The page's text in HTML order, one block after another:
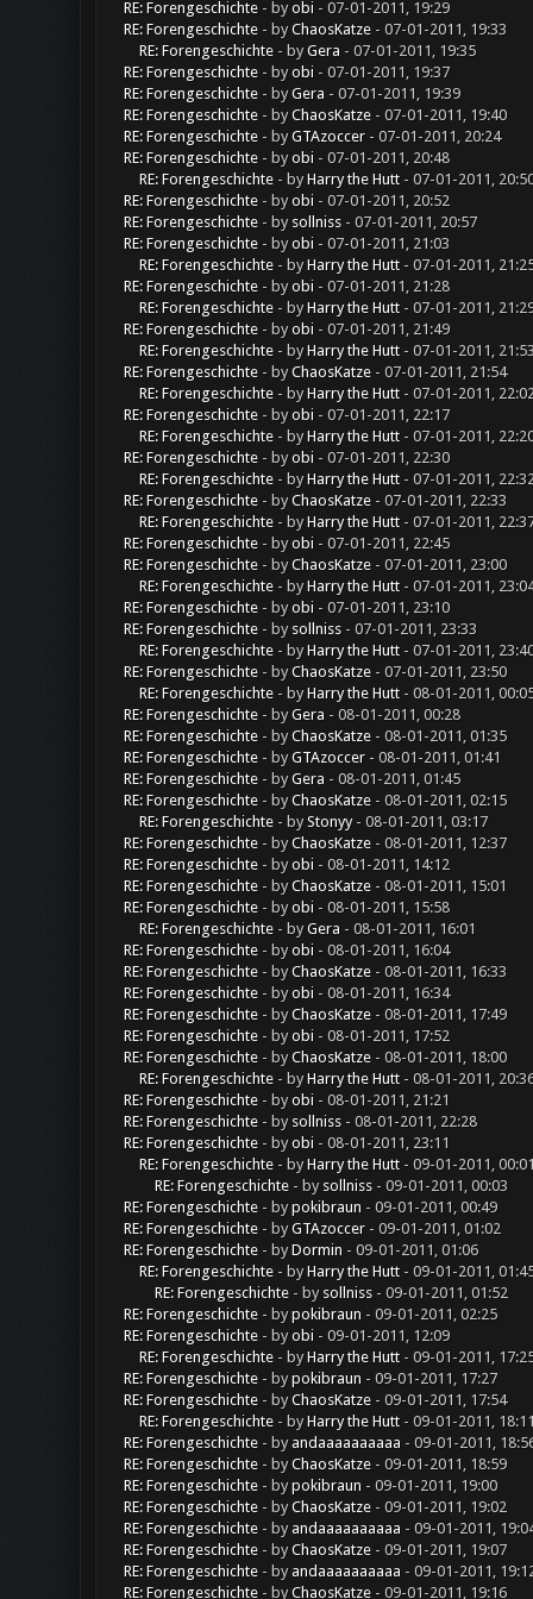
RE: Forengeschichte - byobi- 07-01-2011, 19:29
RE: Forengeschichte - byChaosKatze- 07-01-2011, 19:33
RE: Forengeschichte - byGera - 07-01-2011, 19:35
RE: Forengeschichte - byobi- 07-01-2011, 19:37
RE: Forengeschichte - byGera - 07-01-2011, 19:39
RE: Forengeschichte - byChaosKatze- 07-01-2011, 19:40
RE: Forengeschichte - byGTAzoccer- 07-01-2011, 20:24
RE: Forengeschichte - byobi- 07-01-2011, 20:48
RE: Forengeschichte - byHarry the Hutt- 07-01-2011,
RE: Forengeschichte - byobi- 07-01-2011, 20:52
RE: Forengeschichte - by sollniss- 07-01-2011, 20:57
RE: Forengeschichte - byobi- 07-01-2011, 21:03
RE: Forengeschichte - byHarry the Hutt- 07-01-2011,
RE: Forengeschichte - byobi- 07-01-2011, 21:28
RE: Forengeschichte - byHarry the Hutt- 07-01-2011,
RE: Forengeschichte - byobi- 07-01-2011, 21:49
RE: Forengeschichte - byHarry the Hutt- 07-01-2011, 21:53
RE: Forengeschichte - byChaosKatze- 07-01-2011, 21:54
RE: Forengeschichte - byHarry the Hutt- 07-01-2011,
RE: Forengeschichte - byobi- 07-01-2011, 22:17
RE: Forengeschichte - byHarry the Hutt- 07-01-2011,
RE: Forengeschichte - byobi- 07-01-2011, 22:30
RE: Forengeschichte - byHarry the Hutt- 07-01-2011,
RE: Forengeschichte - byChaosKatze- 07-01-2011, 22:33
RE: Forengeschichte - byHarry the Hutt- 07-01-2011,
RE: Forengeschichte - byobi- 07-01-2011, 22:45
RE: Forengeschichte - byChaosKatze- 07-01-2011, 23:00
RE: Forengeschichte - byHarry the Hutt- 07-01-2011,
RE: Forengeschichte - byobi- 07-01-2011, 23:10
RE: Forengeschichte - by sollniss- 07-01-2011, 23:33
RE: Forengeschichte - byHarry the Hutt- 07-01-2011,
RE: Forengeschichte - byChaosKatze- 07-01-2011, 23:50
RE: Forengeschichte - byHarry the Hutt- 08-01-2011,
RE: Forengeschichte - byGera - 08-01-2011, 00:28
RE: Forengeschichte - byChaosKatze- 08-01-2011, 01:35
RE: Forengeschichte - byGTAzoccer- 08-01-2011, 01:41
RE: Forengeschichte - byGera - 08-01-2011, 01:45
RE: Forengeschichte - byChaosKatze- 08-01-2011, 02:15
RE: Forengeschichte - byStonyy- 08-01-2011, 03:17
RE: Forengeschichte - byChaosKatze- 08-01-2011, 12:37
RE: Forengeschichte - byobi- 08-01-2011, 14:12
RE: Forengeschichte - byChaosKatze- 08-01-2011, 15:01
RE: Forengeschichte - byobi- 08-01-2011, 15:58
RE: Forengeschichte - byGera - 08-01-2011, 16:01
RE: Forengeschichte - byobi- 08-01-2011, 16:04
RE: Forengeschichte - byChaosKatze- 08-01-2011, 16:33
RE: Forengeschichte - byobi- 08-01-2011, 16:34
RE: Forengeschichte - byChaosKatze- 08-01-2011, 17:49
RE: Forengeschichte - byobi- 08-01-2011, 17:52
RE: Forengeschichte - byChaosKatze- 08-01-2011, 18:00
RE: Forengeschichte - byHarry the Hutt- 08-01-2011,
RE: Forengeschichte - byobi- 08-01-2011, 21:21
RE: Forengeschichte - by sollniss- 08-01-2011, 22:28
RE: Forengeschichte - byobi- 08-01-2011, 23:11
RE: Forengeschichte - byHarry the Hutt- 09-01-2011, 00:01
RE: Forengeschichte - by sollniss- 09-01-2011, 00:03
RE: Forengeschichte - bypokibraun - 09-01-2011, 00:49
RE: Forengeschichte - byGTAzoccer- 09-01-2011, 01:02
RE: Forengeschichte - byDormin - 09-01-2011, 01:06
RE: Forengeschichte - byHarry the Hutt- 09-01-2011,
RE: Forengeschichte - by sollniss- 09-01-2011, 01:52
RE: Forengeschichte - bypokibraun - 09-01-2011, 02:25
RE: Forengeschichte - byobi- 09-01-2011, 12:09
RE: Forengeschichte - byHarry the Hutt- 09-01-2011,
RE: Forengeschichte - bypokibraun - 09-01-2011, 17:27
RE: Forengeschichte - byChaosKatze- 09-01-2011, 17:54
RE: Forengeschichte - byHarry the Hutt- 09-01-2011, 18:11
RE: Forengeschichte - byandaaaaaaaaaa - 09-01-2011,
RE: Forengeschichte - byChaosKatze- 09-01-2011, 18:59
RE: Forengeschichte - bypokibraun - 09-01-2011, 19:00
RE: Forengeschichte - byChaosKatze- 09-01-2011, 19:02
RE: Forengeschichte - byandaaaaaaaaaa - 09-01-2011,
RE: Forengeschichte - byChaosKatze- 09-01-2011, 19:07
RE: Forengeschichte - byandaaaaaaaaaa - 09-01-2011,
RE: Forengeschichte - byChaosKatze- 09-01-2011, 19:16